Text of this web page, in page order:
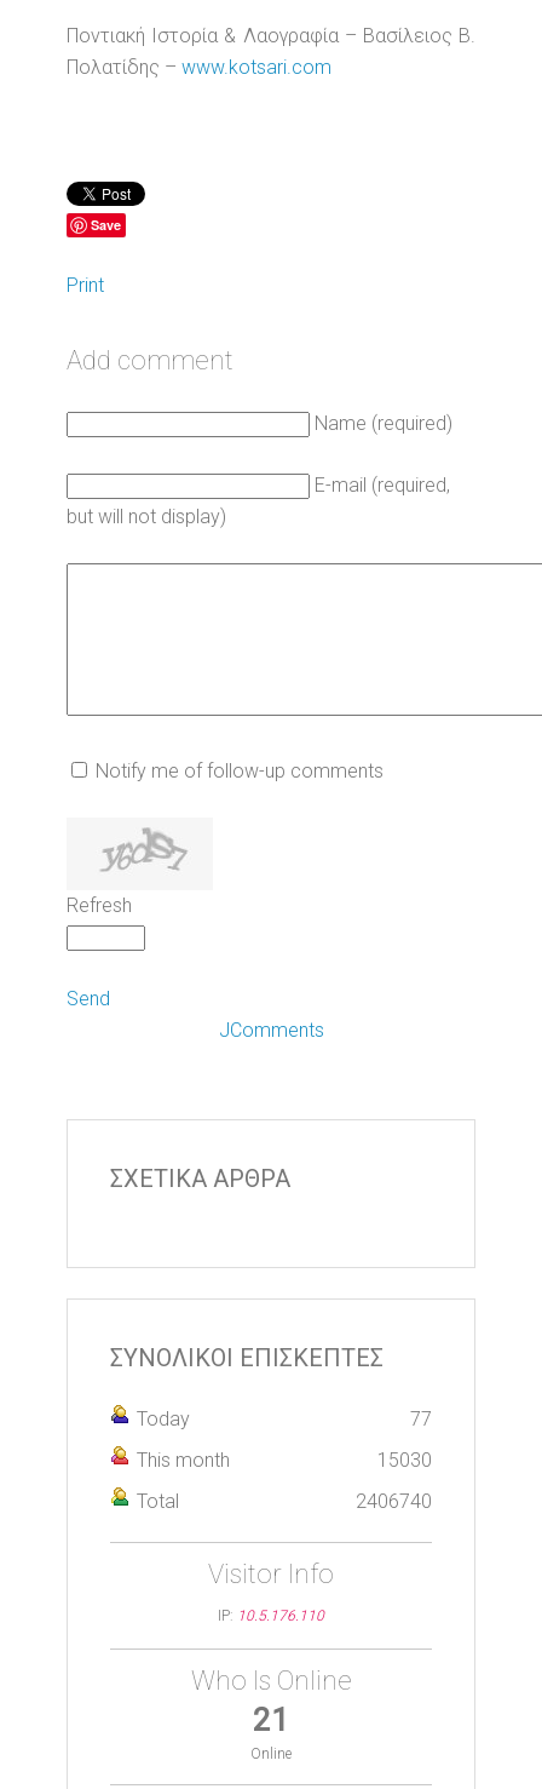
Ποντιακή Ιστορία & Λαογραφία – Βασίλειος Β.
Πολατίδης – www.kotsari.com
Save
Print
Add comment
Name (required)
E-mail (required,
but will not display)
Notify me of follow-up comments
Refresh
Send
JComments
ΣΧΕΤΙΚΑ ΑΡΘΡΑ
ΣΥΝΟΛΙΚΟΙ ΕΠΙΣΚΕΠΤΕΣ
Today
77
This month
15030
Total
2406740
Visitor Info
IP: 10.5.176.110
Who Is Online
21
Online